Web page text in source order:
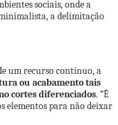
sociais, onde a
a delimitação
um recurso contínuo, a
ou acabamento tais
cortes diferenciados. “É
elementos para não deixar